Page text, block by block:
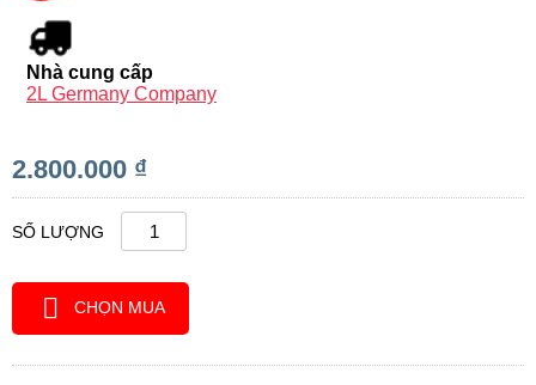
Nhà cung cấp
2L Germany Company
2.800.000 ₫
SỐ LƯỢNG
CHỌN MUA